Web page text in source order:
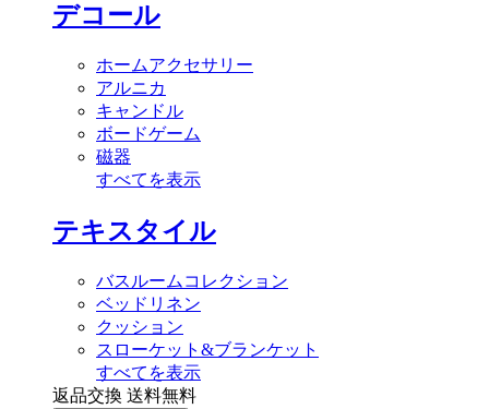
デコール
ホームアクセサリー
アルニカ
キャンドル
ボードゲーム
磁器
すべてを表示
テキスタイル
バスルームコレクション
ベッドリネン
クッション
スローケット&ブランケット
すべてを表示
返品交換 送料無料